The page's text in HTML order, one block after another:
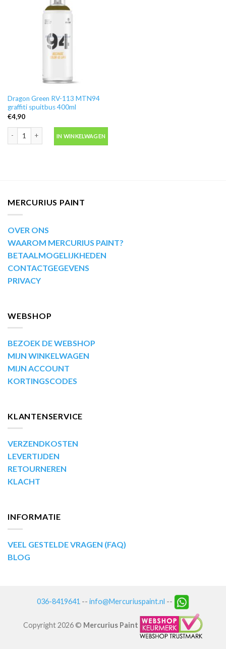
Dragon Green RV-113 MTN94
graffiti spuitbus 400ml
€4,90
IN WINKELWAGEN
MERCURIUS PAINT
OVER ONS
WAAROM MERCURIUS PAINT?
BETAALMOGELIJKHEDEN
CONTACTGEGEVENS
PRIVACY
WEBSHOP
BEZOEK DE WEBSHOP
MIJN WINKELWAGEN
MIJN ACCOUNT
KORTINGSCODES
KLANTENSERVICE
VERZENDKOSTEN
LEVERTIJDEN
RETOURNEREN
KLACHT
INFORMATIE
VEEL GESTELDE VRAGEN (FAQ)
BLOG
036-8419641 -- info@Mercuriuspaint.nl --
Copyright 2026 © Mercurius Paint